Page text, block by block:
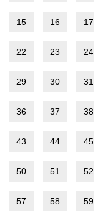
15 16 17
22 23 24
29 30 31
36 37 38
43 44 45
50 51 52
57 58 59